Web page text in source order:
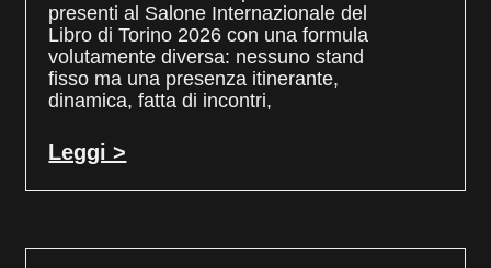
presenti al Salone Internazionale del
Libro di Torino 2026 con una formula
volutamente diversa: nessuno stand
fisso ma una presenza itinerante,
dinamica, fatta di incontri,
Leggi >